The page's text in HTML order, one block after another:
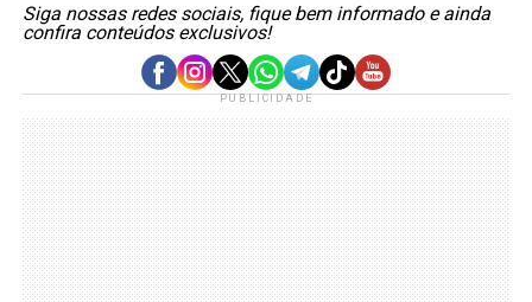
Siga nossas redes sociais, fique bem informado e ainda
confira conteúdos exclusivos!
PUBLICIDADE